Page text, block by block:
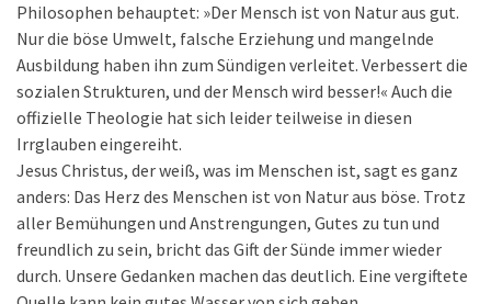
Philosophen behauptet: »Der Mensch ist von Natur aus gut.
Nur die böse Umwelt, falsche Erziehung und mangelnde
Ausbildung haben ihn zum Sündigen verleitet. Verbessert die
sozialen Strukturen, und der Mensch wird besser!« Auch die
offizielle Theologie hat sich leider teilweise in diesen
Irrglauben eingereiht.
Jesus Christus, der weiß, was im Menschen ist, sagt es ganz
anders: Das Herz des Menschen ist von Natur aus böse. Trotz
aller Bemühungen und Anstrengungen, Gutes zu tun und
freundlich zu sein, bricht das Gift der Sünde immer wieder
durch. Unsere Gedanken machen das deutlich. Eine vergiftete